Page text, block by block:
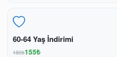
60-64 Yaş İndirimi
180₺155₺